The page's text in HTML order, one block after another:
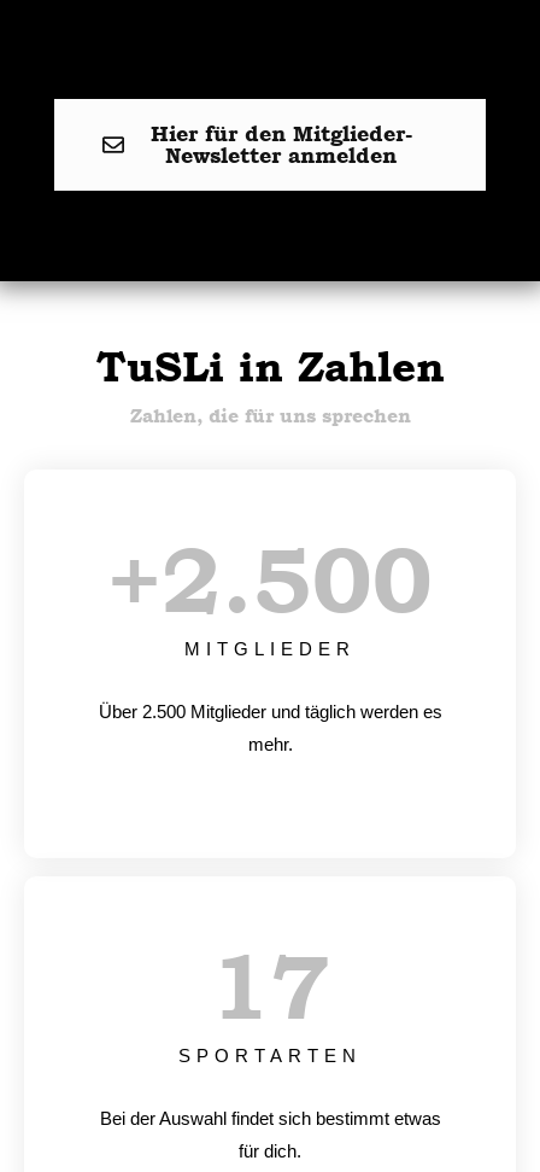
Hier für den Mitglieder-
Newsletter anmelden
TuSLi in Zahlen
Zahlen, die für uns sprechen
MITGLIEDER
+2.500
Über 2.500 Mitglieder und täglich werden es
mehr.
SPORTARTEN
17
Bei der Auswahl findet sich bestimmt etwas
für dich.